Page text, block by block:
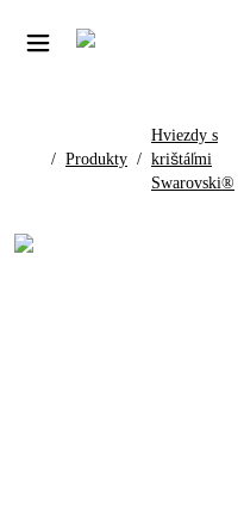
/ Produkty /
Hviezdy s
krištáľmi
Swarovski®